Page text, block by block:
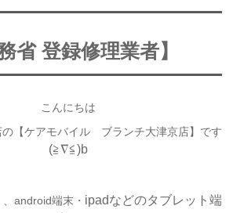
省 登録修理業者】
こんにちは
の【ケアモバイル ブランチ大津京店】です
(≧∇≦)b
android端末・ ipadなどのタブレット端